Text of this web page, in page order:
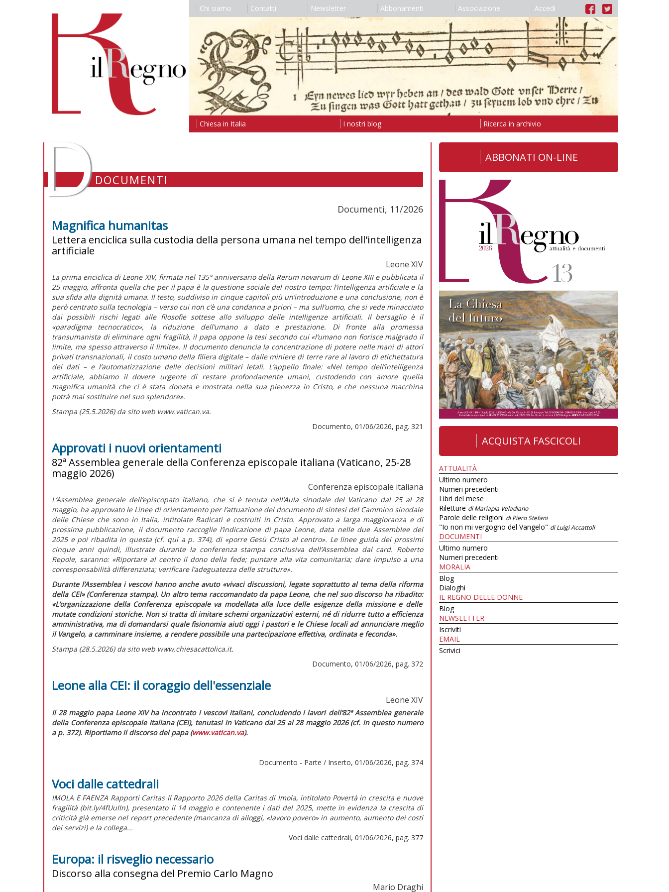
Chi siamo Contatti Newsletter Abbonamenti Associazione Accedi
Chiesa in Italia I nostri blog Ricerca in archivio
DDOCUMENTI
Documenti, 11/2026
Magnifica humanitas
Lettera enciclica sulla custodia della persona umana nel tempo dell'intelligenza
artificiale
Leone XIV
La prima enciclica di Leone XIV, firmata nel 135° anniversario della Rerum novarumdi Leone XIII e pubblicata il
25 maggio, affronta quella che per il papa è la questione sociale del nostro tempo: l’intelligenza artificiale e la
sua sfida alla dignità umana. Il testo, suddiviso in cinque capitoli più un’introduzione e una conclusione, non è
però centrato sulla tecnologia – verso cui non c’è una condanna a priori – ma sull’uomo, che si vede minacciato
dai possibili rischi legati alle filosofie sottese allo sviluppo delle intelligenze artificiali. Il bersaglio è il
«paradigma tecnocratico», la riduzione dell’umano a dato e prestazione. Di fronte alla promessa
transumanista di eliminare ogni fragilità, il papa oppone la tesi secondo cui«l’umano non fiorisce malgrado il
limite, ma spesso attraverso il limite». Il documento denuncia la concentrazione di potere nelle mani di attori
privati transnazionali, il costo umano della filiera digitale – dalle miniere di terre rare al lavoro di etichettatura
dei dati – e l’automatizzazione delle decisioni militari letali. L’appello finale: «Nel tempo dell’intelligenza
artificiale, abbiamo il dovere urgente di restare profondamente umani, custodendo con amore quella
magnifica umanità che ci è stata donata e mostrata nella sua pienezza in Cristo, e che nessuna macchina
potrà mai sostituire nel suo splendore».
Stampa (25.5.2026) da sito web www.vatican.va.
Documento, 01/06/2026, pag. 321
Approvati i nuovi orientamenti
82ª Assemblea generale della Conferenza episcopale italiana (Vaticano, 25-28
maggio 2026)
Conferenza episcopale italiana
L’Assemblea generale dell’episcopato italiano, che si è tenuta nell’Aula sinodale del Vaticano dal 25 al 28
maggio, ha approvato le Linee di orientamento per l’attuazione del documento di sintesi del Cammino sinodale
delle Chiese che sono in Italia, intitolateRadicati e costruiti in Cristo. Approvato a larga maggioranza e di
prossima pubblicazione, il documento raccoglie l’indicazione di papa Leone, data nelle due Assemblee del
2025 e poi ribadita in questa (cf. qui a p. 374), di «porre Gesù Cristo al centro». Le linee guida dei prossimi
cinque anni quindi, illustrate durante la conferenza stampa conclusiva dell’Assemblea dal card. Roberto
Repole, saranno:«Riportare al centro il dono della fede; puntare alla vita comunitaria; dare impulso a una
corresponsabilità differenziata; verificare l’adeguatezza delle strutture».
Durante l’Assemblea i vescovi hanno anche avuto «vivaci discussioni, legate soprattutto al tema della riforma
della CEI» (Conferenza stampa). Un altro tema raccomandato da papa Leone, che nel suo discorso ha ribadito:
«L’organizzazione della Conferenza episcopale va modellata alla luce delle esigenze della missione e delle
mutate condizioni storiche. Non si tratta di imitare schemi organizzativi esterni, né di ridurre tutto a efficienza
amministrativa, ma di domandarsi quale fisionomia aiuti oggi i pastori e le Chiese locali ad annunciare meglio
il Vangelo, a camminare insieme, a rendere possibile una partecipazione effettiva, ordinata e feconda».
Stampa (28.5.2026) da sito web www.chiesacattolica.it.
Documento, 01/06/2026, pag. 372
Leone alla CEI: il coraggio dell'essenziale
Leone XIV
Il 28 maggio papa Leone XIV ha incontrato i vescovi italiani, concludendo i lavori dell’82ª Assemblea generale
della Conferenza episcopale italiana (CEI), tenutasi in Vaticano dal 25 al 28 maggio 2026 (cf. in questo numero
a p. 372). Riportiamo il discorso del papa (www.vatican.va).
Documento - Parte / Inserto, 01/06/2026, pag. 374
Voci dalle cattedrali
IMOLA E FAENZA Rapporti Caritas Il Rapporto 2026 della Caritas di Imola, intitolato Povertà in crescita e nuove
fragilità (bit.ly/4fUuIIn), presentato il 14 maggio e contenente i dati del 2025, mette in evidenza la crescita di
criticità già emerse nel report precedente (mancanza di alloggi, «lavoro povero» in aumento, aumento dei costi
dei servizi) e la collega...
Voci dalle cattedrali, 01/06/2026, pag. 377
Europa: il risveglio necessario
Discorso alla consegna del Premio Carlo Magno
Mario Draghi
ABBONATI ON-LINE
ACQUISTA FASCICOLI
ATTUALITÀ
Ultimo numero
Numeri precedenti
Libri del mese
Riletture di Mariapia Veladiano
Parole delle religioni di Piero Stefani
"Io non mi vergogno del Vangelo" di Luigi Accattoli
DOCUMENTI
Ultimo numero
Numeri precedenti
MORALIA
Blog
Dialoghi
IL REGNO DELLE DONNE
Blog
NEWSLETTER
Iscriviti
EMAIL
Scrivici